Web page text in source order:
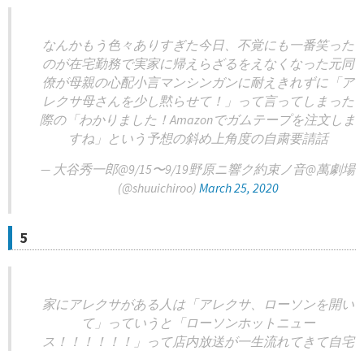
なんかもう色々ありすぎた今日、不覚にも一番笑った
のが在宅勤務で実家に帰えらざるをえなくなった元同
僚が母親の心配小言マンシンガンに耐えきれずに「ア
レクサ母さんを少し黙らせて！」って言ってしまった
際の「わかりました！Amazonでガムテープを注文しま
すね」という予想の斜め上角度の自粛要請話
— 大谷秀一郎@9/15〜9/19野原ニ響ク約束ノ音@萬劇場
(@shuuichiroo) March 25, 2020
5
家にアレクサがある人は「アレクサ、ローソンを開い
て」っていうと「ローソンホットニュー
ス！！！！！！」って店内放送が一生流れてきて自宅